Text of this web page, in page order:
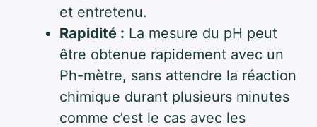
et entretenu.
Rapidité : La mesure du pH peut
être obtenue rapidement avec un
Ph-mètre, sans attendre la réaction
chimique durant plusieurs minutes
comme c’est le cas avec les